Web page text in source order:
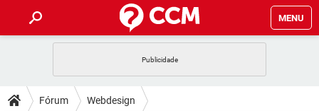
MENU
CELULAR
DICAS
Fórum Webdesign